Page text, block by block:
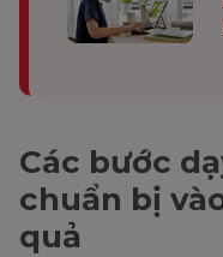
Các bước
chuẩn bị
quả